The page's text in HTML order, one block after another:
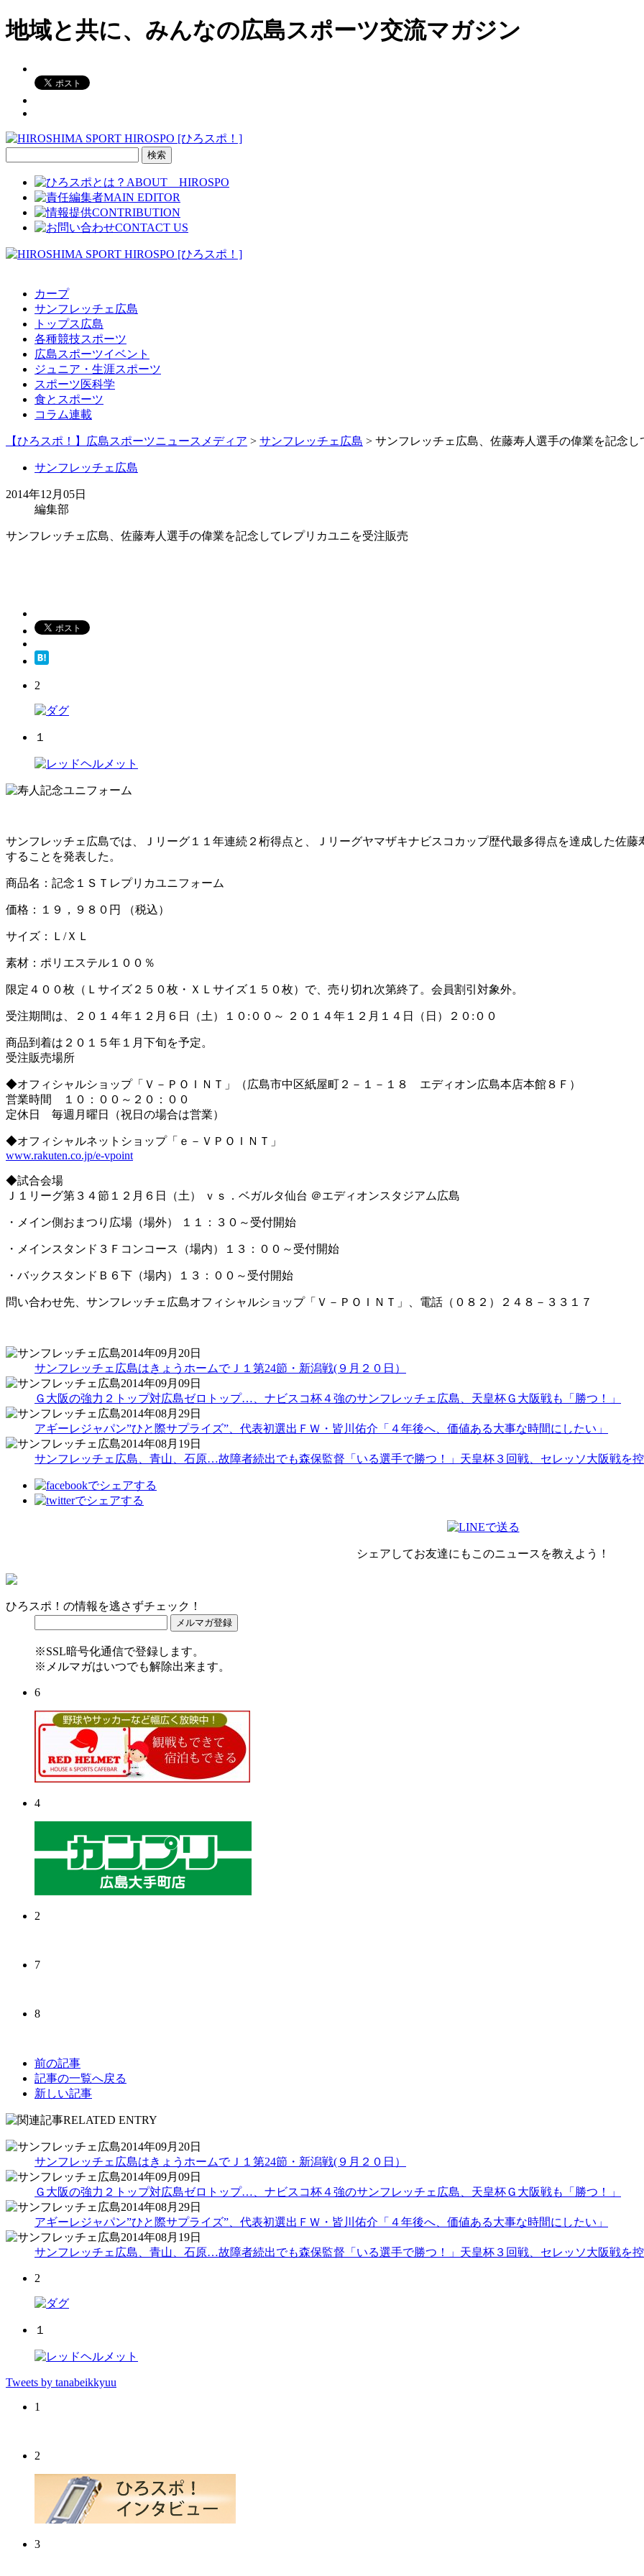
地域と共に、みんなの広島スポーツ交流マガジン
カープ
サンフレッチェ広島
トップス広島
各種競技スポーツ
広島スポーツイベント
ジュニア・生涯スポーツ
スポーツ医科学
食とスポーツ
コラム連載
【ひろスポ！】広島スポーツニュースメディア > サンフレッチェ広島 > サンフレッチェ広島、佐藤寿人選手の偉業を記念
サンフレッチェ広島
2014年12月05日
編集部
サンフレッチェ広島、佐藤寿人選手の偉業を記念してレプリカユニを受注販売
2
１
サンフレッチェ広島では、Ｊリーグ１１年連続２桁得点と、Ｊリーグヤマザキナビスコカップ歴代最多得点を達成した佐
することを発表した。
商品名：記念１ＳＴレプリカユニフォーム
価格：１９，９８０円 （税込）
サイズ：Ｌ/ＸＬ
素材：ポリエステル１００％
限定４００枚（Ｌサイズ２５０枚・ＸＬサイズ１５０枚）で、売り切れ次第終了。会員割引対象外。
受注期間は、２０１４年１２月６日（土）１０:００～ ２０１４年１２月１４日（日）２０:００
商品到着は２０１５年１月下旬を予定。
受注販売場所
◆オフィシャルショップ「Ｖ－ＰＯＩＮＴ」（広島市中区紙屋町２－１－１８ エディオン広島本店本館８Ｆ）
営業時間 １０：００～２０：００
定休日 毎週月曜日（祝日の場合は営業）
◆オフィシャルネットショップ「ｅ－ＶＰＯＩＮＴ」
www.rakuten.co.jp/e-vpoint
◆試合会場
Ｊ１リーグ第３４節１２月６日（土） ｖｓ．ベガルタ仙台 ＠エディオンスタジアム広島
・メイン側おまつり広場（場外） １１：３０～受付開始
・メインスタンド３Ｆコンコース（場内）１３：００～受付開始
・バックスタンドＢ６下（場内）１３：００～受付開始
問い合わせ先、サンフレッチェ広島オフィシャルショップ「Ｖ－ＰＯＩＮＴ」、電話（０８２）２４８－３３１７
2014年09月20日
サンフレッチェ広島はきょうホームでＪ１第24節・新潟戦(９月２０日）
2014年09月09日
Ｇ大阪の強力２トップ対広島ゼロトップ…、ナビスコ杯４強のサンフレッチェ広島、天皇杯Ｇ大阪戦も「勝つ！」
2014年08月29日
アギーレジャパン”ひと際サプライズ”、代表初選出ＦＷ・皆川佑介「４年後へ、価値ある大事な時間にしたい」
2014年08月19日
サンフレッチェ広島、青山、石原…故障者続出でも森保監督「いる選手で勝つ！」天皇杯３回戦、セレッソ大阪戦を
シェアしてお友達にもこのニュースを教えよう！
ひろスポ！の情報を逃さずチェック！
※SSL暗号化通信で登録します。
※メルマガはいつでも解除出来ます。
6
4
2
7
8
前の記事
記事の一覧へ戻る
新しい記事
2014年09月20日
サンフレッチェ広島はきょうホームでＪ１第24節・新潟戦(９月２０日）
2014年09月09日
Ｇ大阪の強力２トップ対広島ゼロトップ…、ナビスコ杯４強のサンフレッチェ広島、天皇杯Ｇ大阪戦も「勝つ！」
2014年08月29日
アギーレジャパン”ひと際サプライズ”、代表初選出ＦＷ・皆川佑介「４年後へ、価値ある大事な時間にしたい」
2014年08月19日
サンフレッチェ広島、青山、石原…故障者続出でも森保監督「いる選手で勝つ！」天皇杯３回戦、セレッソ大阪戦を
2
１
Tweets by tanabeikkyuu
1
2
3